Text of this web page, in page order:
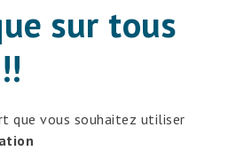
sur tous
que vous souhaitez utiliser